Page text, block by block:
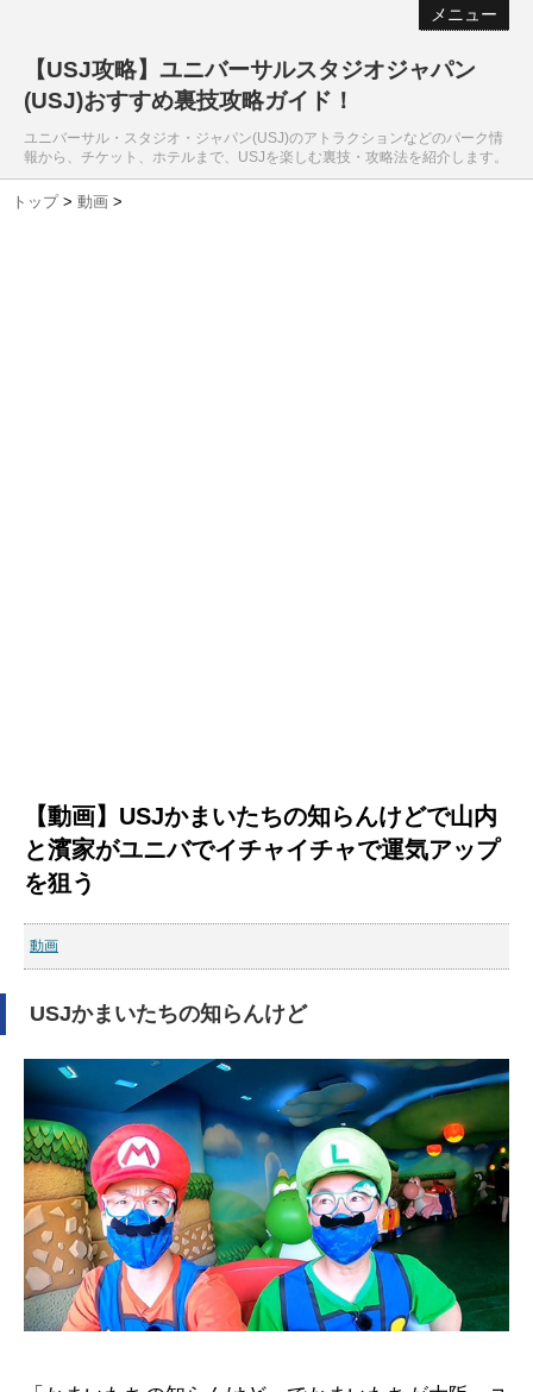
メニュー
【USJ攻略】ユニバーサルスタジオジャパン
(USJ)おすすめ裏技攻略ガイド！
ユニバーサル・スタジオ・ジャパン(USJ)のアトラクションなどのパーク情
報から、チケット、ホテルまで、USJを楽しむ裏技・攻略法を紹介します。
トップ > 動画 >
【動画】USJかまいたちの知らんけどで山内
と濱家がユニバでイチャイチャで運気アップ
を狙う
動画
USJかまいたちの知らんけど